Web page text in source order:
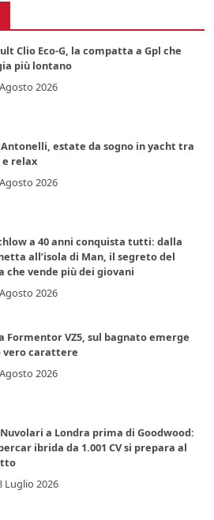
Clio Eco-G, la compatta a Gpl che
più lontano
2026
estate da sogno in yacht tra
e relax
2026
a 40 anni conquista tutti: dalla
all’isola di Man, il segreto del
che vende più dei giovani
2026
Formentor VZ5, sul bagnato emerge
vero carattere
2026
a Londra prima di Goodwood:
ibrida da 1.001 CV si prepara al
Luglio 2026